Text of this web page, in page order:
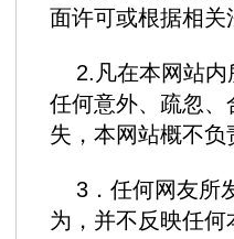
面许可或根据相
2.凡在本网站
任何意外、疏忽
失，本网站概不
3．任何网友所
为，并不反映任